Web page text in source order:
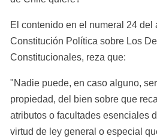
El contenido en el numeral 24 del
Constitución Política sobre Los
Constitucionales, reza que:
"Nadie puede, en caso alguno,
propiedad, del bien sobre que
atributos o facultades esenciales
virtud de ley general o especial